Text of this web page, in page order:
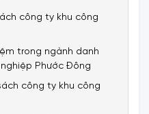
công ty khu công
trong ngành danh
Phước Đông
công ty khu công